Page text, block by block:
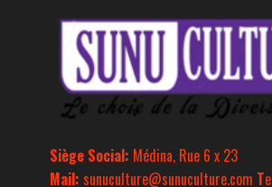
Siège Social: Médina, Rue 6 x 23
Mail: sunuculture@sunuculture.com T